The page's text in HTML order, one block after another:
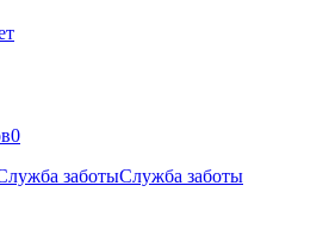
0
заботыСлужба заботы